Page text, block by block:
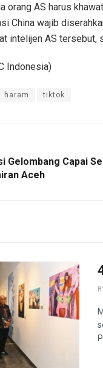
orang AS harus
China wajib
intelijen AS tersebut,
Indonesia)
haram tiktok
Gelombang Capai
Aceh